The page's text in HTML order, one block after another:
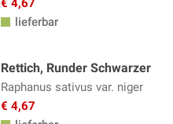
€ 4,67
lieferbar
Rettich, Runder Schwarzer
Raphanus sativus var. niger
€ 4,67